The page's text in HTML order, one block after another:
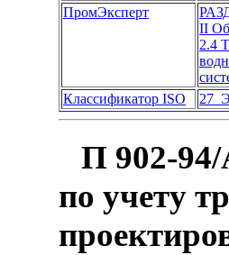
ПромЭксперт
II
2.4
Классификатор ISO
27
П 902-
по учету